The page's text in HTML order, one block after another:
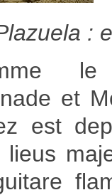
:
le
et
est
lieus